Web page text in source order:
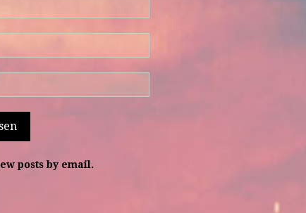
posts by email.